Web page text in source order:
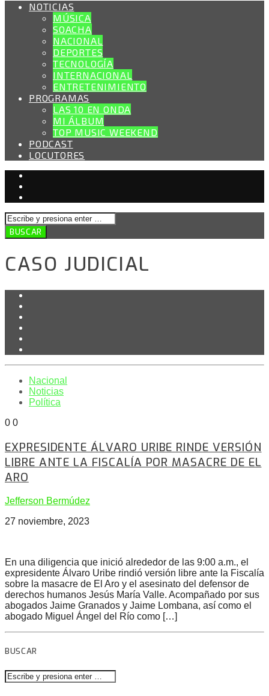
NOTICIAS
MÚSICA
SOACHA
NACIONAL
DEPORTES
TECNOLOGÍA
INTERNACIONAL
ENTRETENIMIENTO
PROGRAMAS
LAS 10 EN ONDA
MI ÁLBUM
TOP MUSIC WEEKEND
PODCAST
LOCUTORES
CASO JUDICIAL
Nacional
Noticias
Política
0 0
EXPRESIDENTE ÁLVARO URIBE RINDE VERSIÓN
LIBRE ANTE LA FISCALÍA POR MASACRE DE EL
ARO
Jefferson Bermúdez
27 noviembre, 2023
En una diligencia que inició alrededor de las 9:00 a.m., el
expresidente Álvaro Uribe rindió versión libre ante la Fiscalía
sobre la masacre de El Aro y el asesinato del defensor de
derechos humanos Jesús María Valle. Acompañado por sus
abogados Jaime Granados y Jaime Lombana, así como el
abogado Miguel Ángel del Río como […]
BUSCAR